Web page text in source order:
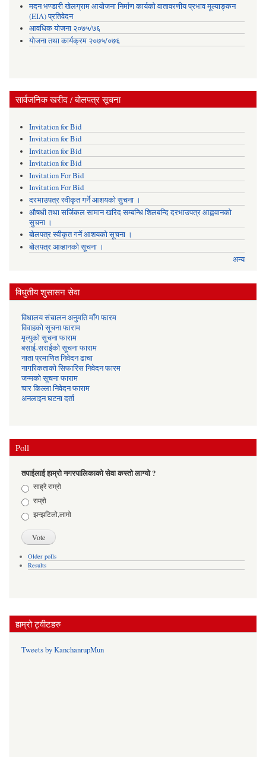
मदन भण्डारी खेलग्राम आयोजना निर्माण कार्यको वातावरणीय प्रभाव मूल्याङ्कन
(EIA) प्रतिवेदन
आवधिक योजना २०७५/७६
योजना तथा कार्यक्रम २०७५/०७६
सार्वजनिक खरीद / बोलपत्र सूचना
Invitation for Bid
Invitation for Bid
Invitation for Bid
Invitation for Bid
Invitation For Bid
Invitation For Bid
दरभाउपत्र स्वीकृत गर्ने आशयको सुचना ।
औषधी तथा सर्जिकल सामान खरिद सम्बन्धि शिलबन्दि दरभाउपत्र आह्ववानको
सुचना ।
बोलपत्र स्वीकृत गर्ने आशयको सूचना ।
बोलपत्र आव्हानको सूचना ।
अन्य
विधुतीय शुसासन सेवा
विधालय संचालन अनुमति माँग फारम
विवाहको सूचना फाराम
मृत्युको सूचना फाराम
बसाई-सराईको सूचना फाराम
नाता प्रमाणित निवेदन ढाचा
नागरिकताको सिफारिस निवेदन फारम
जन्मको सूचना फाराम
चार किल्ला निवेदन फाराम
अनलाइन घटना दर्ता
Poll
तपाईलाई हाम्रो नगरपालिकाको सेवा कस्तो लाग्यो ?
Choicesसाह्रै राम्रो
राम्रो
झन्झटिलो,लामो
Older polls
Results
हाम्रो ट्वीटहरु
Tweets by KanchanrupMun